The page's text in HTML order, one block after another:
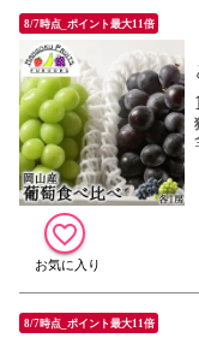
8/7時点_ポイント最大11倍
8/7時点_ポイント最大11倍